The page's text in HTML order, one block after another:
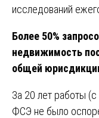
исследований
Более 50%
недвижимость
общей
За 20 лет работы
ФСЭ не было